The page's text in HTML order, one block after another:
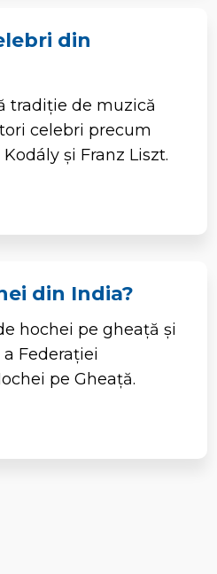
din
tradiție de muzică
celebri precum
și Franz Liszt.
din India?
hochei pe gheață și
Federației
pe Gheață.